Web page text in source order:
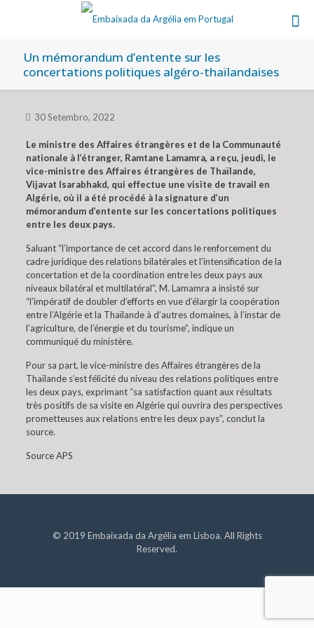
Un mémorandum d’entente sur les
concertations politiques algéro-thaïlandaises
30 Setembro, 2022
Le ministre des Affaires étrangères et de la Communauté
nationale à l’étranger, Ramtane Lamamra, a reçu, jeudi, le
vice-ministre des Affaires étrangères de Thaïlande,
Vijavat Isarabhakd, qui effectue une visite de travail en
Algérie, où il a été procédé à la signature d’un
mémorandum d’entente sur les concertations politiques
entre les deux pays.
Saluant “l’importance de cet accord dans le renforcement du
cadre juridique des relations bilatérales et l’intensification de la
concertation et de la coordination entre les deux pays aux
niveaux bilatéral et multilatéral”, M. Lamamra a insisté sur
“l’impératif de doubler d’efforts en vue d’élargir la coopération
entre l’Algérie et la Thaïlande à d’autres domaines, à l’instar de
l’agriculture, de l’énergie et du tourisme”, indique un
communiqué du ministère.
Pour sa part, le vice-ministre des Affaires étrangères de la
Thaïlande s’est félicité du niveau des relations politiques entre
les deux pays, exprimant “sa satisfaction quant aux résultats
très positifs de sa visite en Algérie qui ouvrira des perspectives
prometteuses aux relations entre les deux pays”, conclut la
source.
Source APS
© 2019 Embaixada da Argélia em Lisboa. All Rights
Reserved.